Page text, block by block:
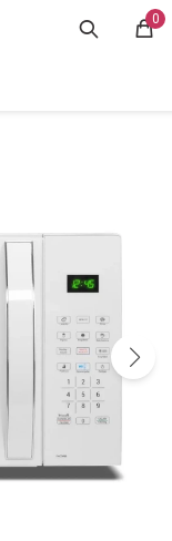
0
MI CUENTA